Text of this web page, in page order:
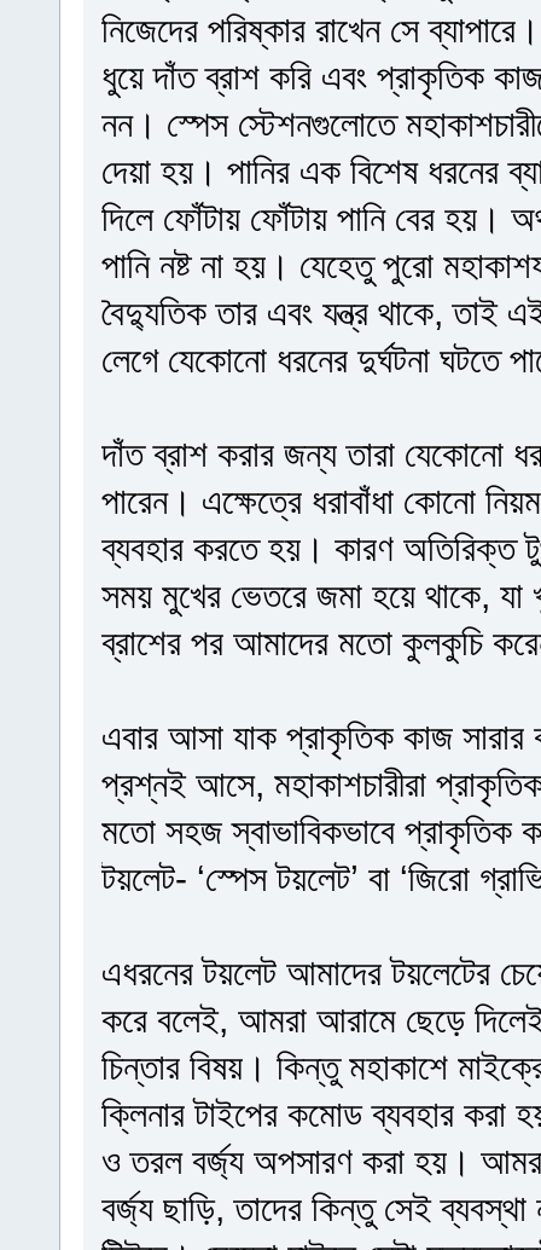
নিজেদের পরিষ্কার রাখেন সে
ধুয়ে দাঁত ব্রাশ করি এবং প্রাকৃতিক
নন। স্পেস স্টেশনগুলোতে
দেয়া হয়। পানির এক বিশেষ ধরনের
দিলে ফোঁটায় ফোঁটায় পানি বের হয়।
পানি নষ্ট না হয়। যেহেতু পুরো
বৈদ্যুতিক তার এবং যন্ত্র থাকে, তাই
লেগে যেকোনো ধরনের দুর্ঘটনা ঘটতে
দাঁত ব্রাশ করার জন্য তারা যেকোনো
পারেন। এক্ষেত্রে ধরাবাঁধা কোনো
ব্যবহার করতে হয়। কারণ অতিরিক্ত
সময় মুখের ভেতরে জমা হয়ে থাকে, যা
ব্রাশের পর আমাদের মতো কুলকুচি
এবার আসা যাক প্রাকৃতিক কাজ
প্রশ্নই আসে, মহাকাশচারীরা
মতো সহজ স্বাভাবিকভাবে প্রাকৃতিক
টয়লেট- ‘স্পেস টয়লেট’ বা ‘জিরো
এধরনের টয়লেট আমাদের টয়লেটের
করে বলেই, আমরা আরামে ছেড়ে দিলেই
চিন্তার বিষয়। কিন্তু মহাকাশে
ক্লিনার টাইপের কমোড ব্যবহার করা
ও তরল বর্জ্য অপসারণ করা হয়।
বর্জ্য ছাড়ি, তাদের কিন্তু সেই